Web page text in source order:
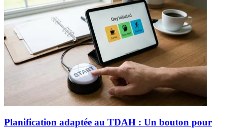
Planification adaptée au TDAH : Un bouton pour